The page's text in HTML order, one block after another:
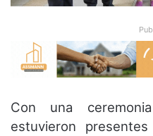
Con una
estuvieron